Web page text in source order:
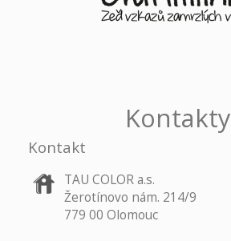
Kontakty
Kontakt
TAU COLOR a.s.
Žerotínovo nám. 214/9
779 00 Olomouc